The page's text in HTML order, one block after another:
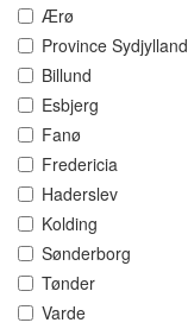
Ærø
Province Sydjylland
Billund
Esbjerg
Fanø
Fredericia
Haderslev
Kolding
Sønderborg
Tønder
Varde